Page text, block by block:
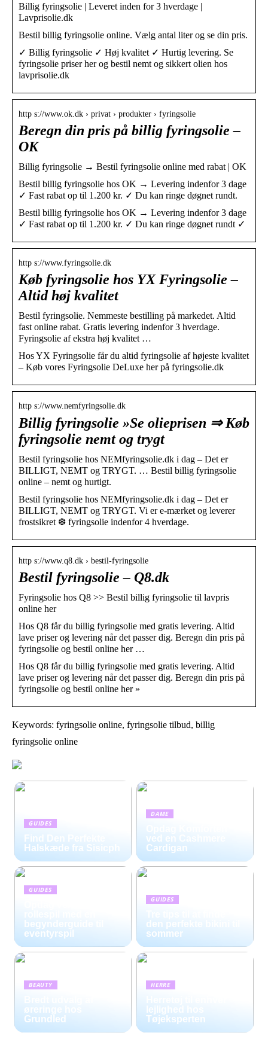
Billig fyringsolie | Leveret inden for 3 hverdage |
Lavprisolie.dk
Bestil billig fyringsolie online. Vælg antal liter og se din pris.
✓ Billig fyringsolie ✓ Høj kvalitet ✓ Hurtig levering. Se
fyringsolie priser her og bestil nemt og sikkert olien hos
lavprisolie.dk
http s://www.ok.dk › privat › produkter › fyringsolie
Beregn din pris på billig fyringsolie –
OK
Billig fyringsolie → Bestil fyringsolie online med rabat | OK
Bestil billig fyringsolie hos OK → Levering indenfor 3 dage
✓ Fast rabat op til 1.200 kr. ✓ Du kan ringe døgnet rundt.
Bestil billig fyringsolie hos OK → Levering indenfor 3 dage
✓ Fast rabat op til 1.200 kr. ✓ Du kan ringe døgnet rundt ✓
http s://www.fyringsolie.dk
Køb fyringsolie hos YX Fyringsolie –
Altid høj kvalitet
Bestil fyringsolie. Nemmeste bestilling på markedet. Altid
fast online rabat. Gratis levering indenfor 3 hverdage.
Fyringsolie af ekstra høj kvalitet …
Hos YX Fyringsolie får du altid fyringsolie af højeste kvalitet
– Køb vores Fyringsolie DeLuxe her på fyringsolie.dk
http s://www.nemfyringsolie.dk
Billig fyringsolie »Se olieprisen ⇒ Køb
fyringsolie nemt og trygt
Bestil fyringsolie hos NEMfyringsolie.dk i dag – Det er
BILLIGT, NEMT og TRYGT. … Bestil billig fyringsolie
online – nemt og hurtigt.
Bestil fyringsolie hos NEMfyringsolie.dk i dag – Det er
BILLIGT, NEMT og TRYGT. Vi er e-mærket og leverer
frostsikret ❆ fyringsolie indenfor 4 hverdage.
http s://www.q8.dk › bestil-fyringsolie
Bestil fyringsolie – Q8.dk
Fyringsolie hos Q8 >> Bestil billig fyringsolie til lavpris
online her
Hos Q8 får du billig fyringsolie med gratis levering. Altid
lave priser og levering når det passer dig. Beregn din pris på
fyringsolie og bestil online her …
Hos Q8 får du billig fyringsolie med gratis levering. Altid
lave priser og levering når det passer dig. Beregn din pris på
fyringsolie og bestil online her »
Keywords: fyringsolie online, fyringsolie tilbud, billig
fyringsolie online
GUIDES
Find Den Perfekte
Halskæde fra Sisicph
DAME
ved en Cashmere
Cardigan
GUIDES
begynderguide til
eventyrspil
GUIDES
den perfekte bikini til
sommer
BEAUTY
øreringe hos
Grundled
HERRE
lejlighed hos
Tøjeksperten